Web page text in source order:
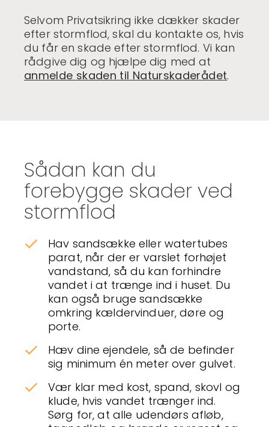
Selvom Privatsikring ikke dækker skader
efter stormflod, skal du kontakte os, hvis
du får en skade efter stormflod. Vi kan
rådgive dig og hjælpe dig med at
anmelde skaden til Naturskaderådet.
Sådan kan du
forebygge skader ved
stormflod
Hav sandsække eller watertubes
parat, når der er varslet forhøjet
vandstand, så du kan forhindre
vandet i at trænge ind i huset. Du
kan også bruge sandsække
omkring kældervinduer, døre og
porte.
Hæv dine ejendele, så de befinder
sig minimum én meter over gulvet.
Vær klar med kost, spand, skovl og
klude, hvis vandet trænger ind.
Sørg for, at alle udendørs afløb,